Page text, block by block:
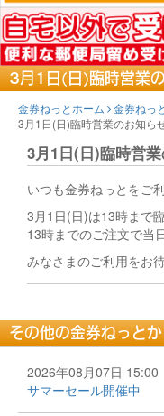
3月1日(日)臨時営業
金券ねっとホーム
金券ねっ
3月1日(日)臨時営業のお知ら
3月1日(日)臨時営
いつも金券ねっとをご
3月1日(日)は13時まで
13時までのご注文で当
みなさまのご利用をお
その他の金券ねっと
2026年08月07日 15:00
サマーセール開催中